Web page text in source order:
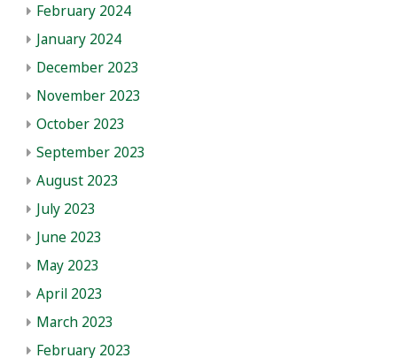
February 2024
January 2024
December 2023
November 2023
October 2023
September 2023
August 2023
July 2023
June 2023
May 2023
April 2023
March 2023
February 2023